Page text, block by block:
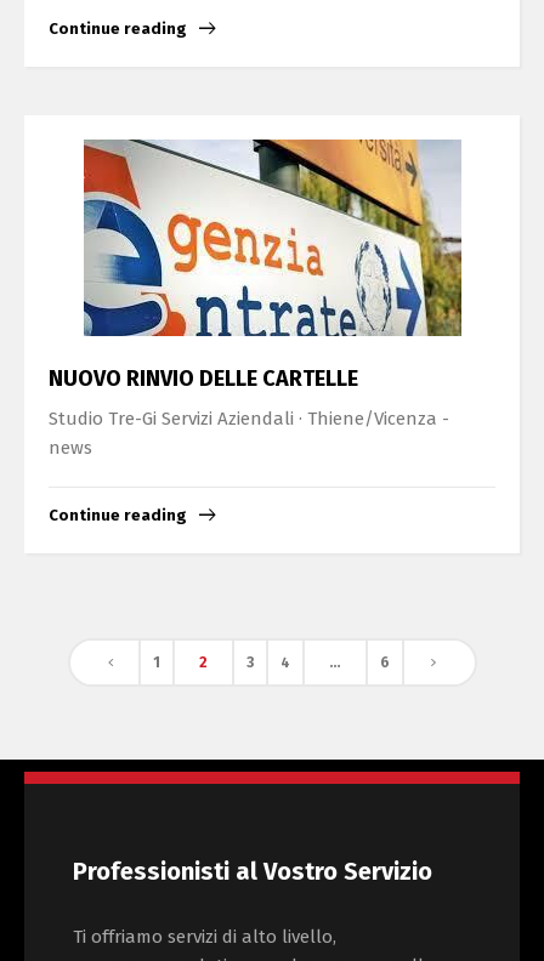
Continue reading
NUOVO RINVIO DELLE CARTELLE
Studio Tre-Gi Servizi Aziendali · Thiene/Vicenza -
news
Continue reading
1 2 3 4 … 6
Professionisti al Vostro Servizio
Ti offriamo servizi di alto livello,